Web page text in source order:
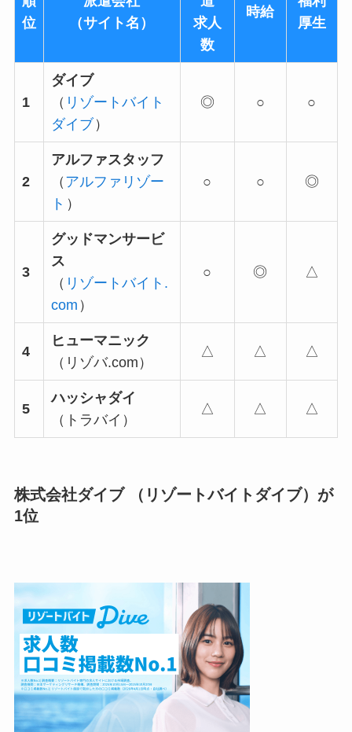
位
（サイト名）
求人
数
時給
厚生
1
ダイブ
（ リゾートバイト
ダイブ）
◎ ○ ○
2
アルファスタッフ
（ アルファリゾー
ト ）
○ ○ ◎
3
グッドマンサービ
ス
（ リゾートバイト.
com ）
○ ◎ △
4
ヒューマニック
（リゾバ.com）
△ △ △
5
ハッシャダイ
（トラバイ）
△ △ △
株式会社ダイブ （リゾートバイトダイブ）が
1位